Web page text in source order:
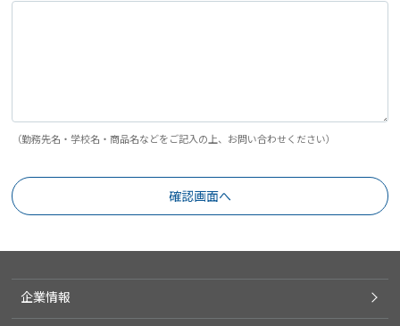
（勤務先名・学校名・商品名などをご記入の上、お問い合わせください）
企業情報